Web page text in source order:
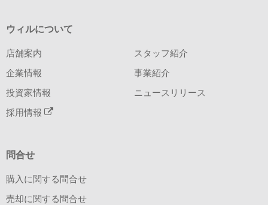
ウィルについて
店舗案内 スタッフ紹介
企業情報 事業紹介
投資家情報 ニュースリリース
採用情報
問合せ
購入に関する問合せ
売却に関する問合せ